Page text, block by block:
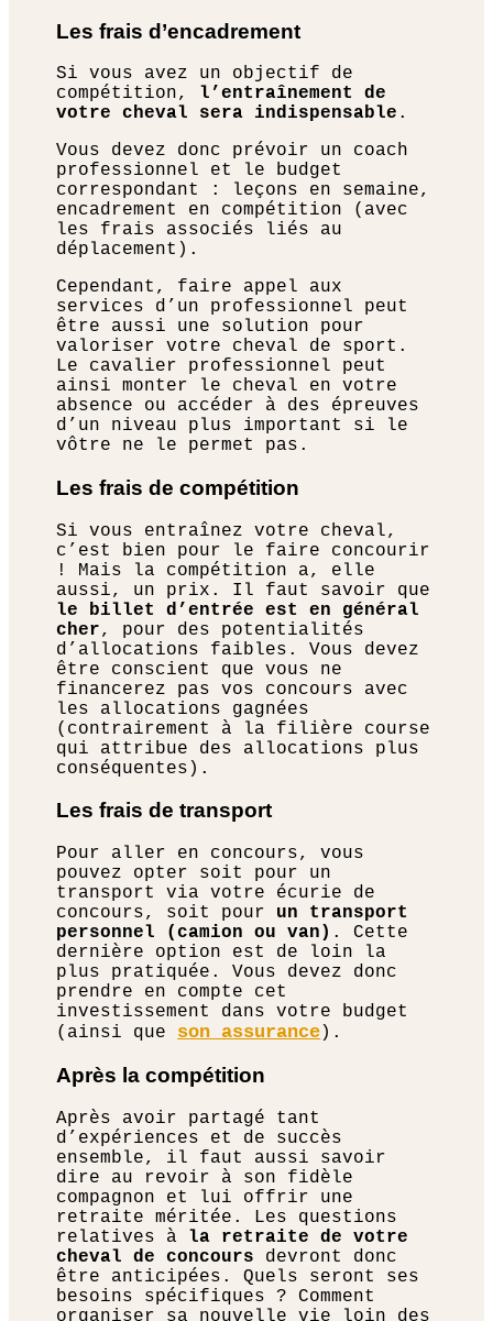
Les frais d’encadrement
Si vous avez un objectif de
compétition, l’entraînement de
votre cheval sera indispensable .
Vous devez donc prévoir un coach
professionnel et le budget
correspondant : leçons en semaine,
encadrement en compétition (avec
les frais associés liés au
déplacement).
Cependant, faire appel aux
services d’un professionnel peut
être aussi une solution pour
valoriser votre cheval de sport.
Le cavalier professionnel peut
ainsi monter le cheval en votre
absence ou accéder à des épreuves
d’un niveau plus important si le
vôtre ne le permet pas.
Les frais de compétition
Si vous entraînez votre cheval,
c’est bien pour le faire concourir
! Mais la compétition a, elle
aussi, un prix. Il faut savoir que
le billet d’entrée est en général
cher, pour des potentialités
d’allocations faibles. Vous devez
être conscient que vous ne
financerez pas vos concours avec
les allocations gagnées
(contrairement à la filière course
qui attribue des allocations plus
conséquentes).
Les frais de transport
Pour aller en concours, vous
pouvez opter soit pour un
transport via votre écurie de
concours, soit pour un transport
personnel (camion ou van) . Cette
dernière option est de loin la
plus pratiquée. Vous devez donc
prendre en compte cet
investissement dans votre budget
(ainsi que son assurance).
Après la compétition
Après avoir partagé tant
d’expériences et de succès
ensemble, il faut aussi savoir
dire au revoir à son fidèle
compagnon et lui offrir une
retraite méritée. Les questions
relatives à la retraite de votre
cheval de concours devront donc
être anticipées. Quels seront ses
besoins spécifiques ? Comment
organiser sa nouvelle vie loin des